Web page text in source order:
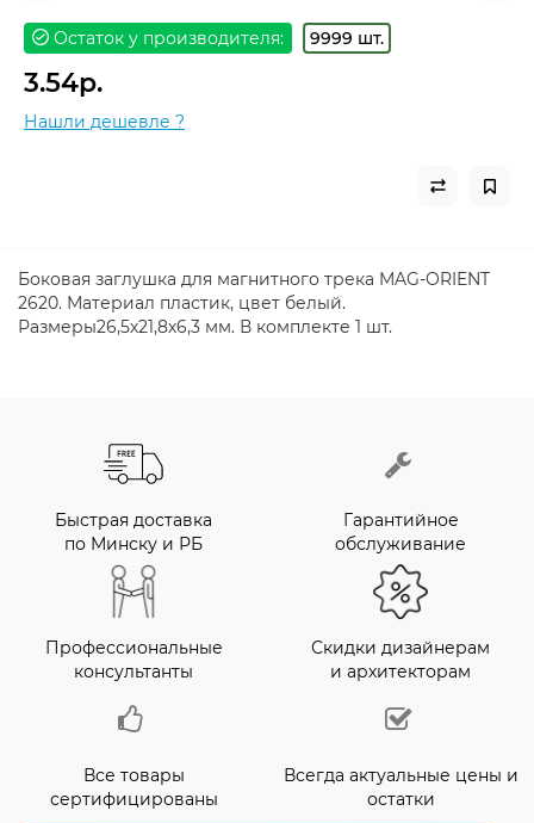
Остаток у производителя: 9999 шт.
3.54р.
Нашли дешевле ?
Боковая заглушка для магнитного трека MAG-ORIENT
2620. Материал пластик, цвет белый.
Размеры26,5х21,8х6,3 мм. В комплекте 1 шт.
Быстрая доставка
по Минску и РБ
Гарантийное
обслуживание
Профессиональные
консультанты
Скидки дизайнерам
и архитекторам
Все товары
сертифицированы
Всегда актуальные цены и
остатки